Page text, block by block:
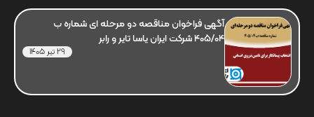
آگهی فراخوان مناقصه دو مرحله ای شماره ب
405/04 شرکت ایران یاسا تایر و رابر
29 تیر 1405